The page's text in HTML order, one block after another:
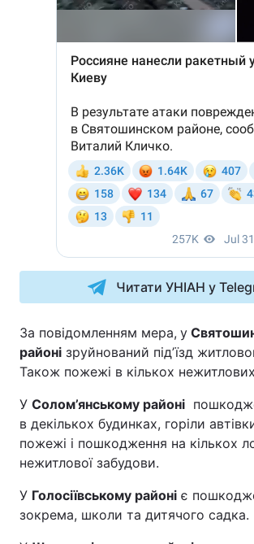
Читати УНІАН у
За повідомленням мера, у
районі зруйнований підʼїзд
Також пожежі в кількох нежитлових
У Солом’янському районі
в декількох будинках, горіли
пожежі і пошкодження на кількох
нежитлової забудови.
У Голосіївському районі є
зокрема, школи та дитячого садка.